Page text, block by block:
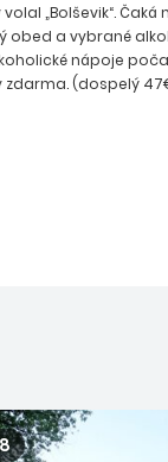
„Bolševik“. Čaká
obed a vybrané
nápoje
zdarma. (dospelý